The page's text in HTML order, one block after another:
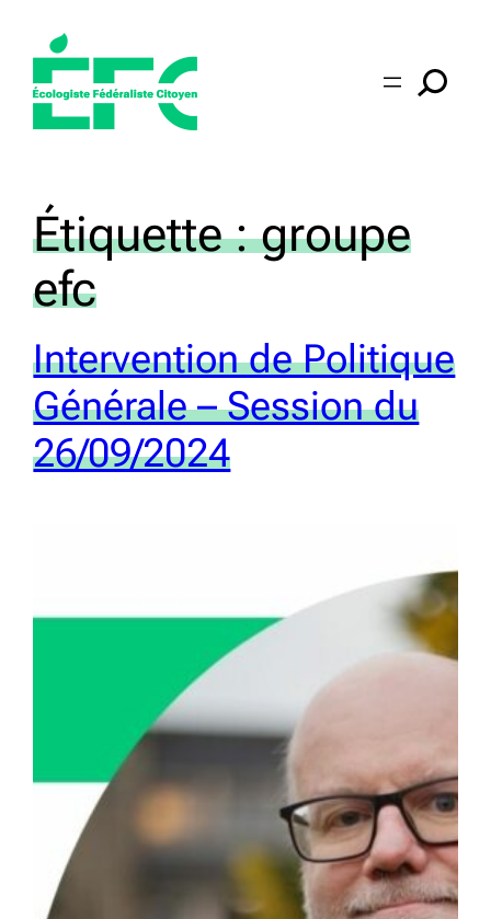
contenu
Étiquette :groupe
efc
Intervention de Politique
Générale – Session du
26/09/2024